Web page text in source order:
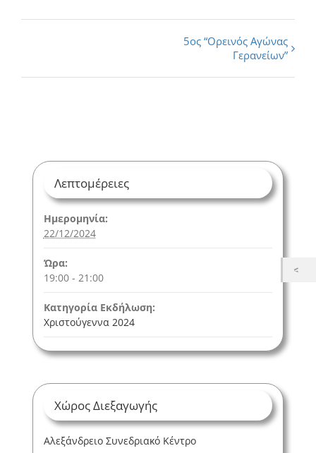
5ος “Ορεινός Αγώνας
Γερανείων”
Λεπτομέρειες
Ημερομηνία:
22/12/2024
Ώρα:
19:00 - 21:00
Κατηγορία Εκδήλωση:
Χριστούγεννα 2024
Χώρος Διεξαγωγής
Αλεξάνδρειο Συνεδριακό Κέντρο